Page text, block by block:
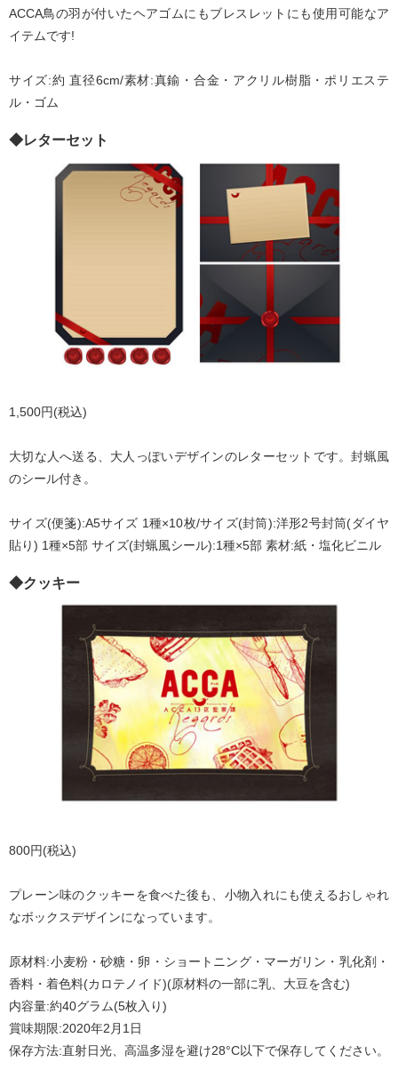
ACCA鳥の羽が付いたヘアゴムにもブレスレットにも使用可能なア
イテムです!
サイズ:約 直径6cm/素材:真鍮・合金・アクリル樹脂・ポリエステ
ル・ゴム
◆レターセット
1,500円(税込)
大切な人へ送る、大人っぽいデザインのレターセットです。封蝋風
のシール付き。
サイズ(便箋):A5サイズ 1種×10枚/サイズ(封筒):洋形2号封筒(ダイヤ
貼り) 1種×5部 サイズ(封蝋風シール):1種×5部 素材:紙・塩化ビニル
◆クッキー
800円(税込)
プレーン味のクッキーを食べた後も、小物入れにも使えるおしゃれ
なボックスデザインになっています。
原材料:小麦粉・砂糖・卵・ショートニング・マーガリン・乳化剤・
香料・着色料(カロテノイド)(原材料の一部に乳、大豆を含む)
内容量:約40グラム(5枚入り)
賞味期限:2020年2月1日
保存方法:直射日光、高温多湿を避け28°C以下で保存してください。